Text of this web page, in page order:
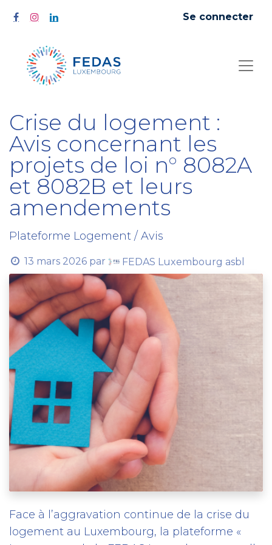
Se connecter
Crise du logement :
Avis concernant les
projets de loi n° 8082A
et 8082B et leurs
amendements
Plateforme Logement / Avis
13 mars 2026 par FEDAS Luxembourg asbl
Face à l’aggravation continue de la crise du
logement au Luxembourg, la plateforme «